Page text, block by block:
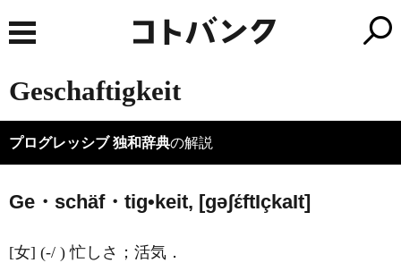
Geschaftigkeit
プログレッシブ 独和辞典の解説
Ge・schäf・tig•keit, [ɡəʃέftIçkaIt]
[女] (-/ ) 忙しさ；活気．